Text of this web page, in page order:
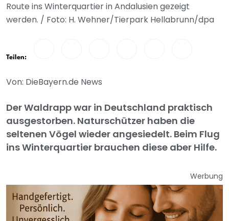
Route ins Winterquartier in Andalusien gezeigt
werden. / Foto: H. Wehner/Tierpark Hellabrunn/dpa
Teilen:
Von: DieBayern.de News
Der Waldrapp war in Deutschland praktisch
ausgestorben. Naturschützer haben die
seltenen Vögel wieder angesiedelt. Beim Flug
ins Winterquartier brauchen diese aber Hilfe.
Werbung